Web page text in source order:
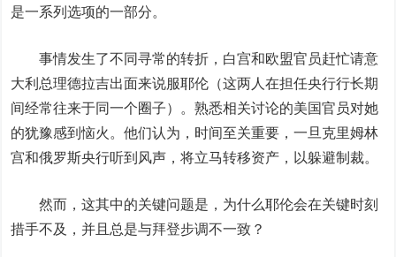
是一系列选项的一部分。
事情发生了不同寻常的转折，白宫和欧盟官员赶忙请意
大利总理德拉吉出面来说服耶伦（这两人在担任央行行长期
间经常往来于同一个圈子）。熟悉相关讨论的美国官员对她
的犹豫感到恼火。他们认为，时间至关重要，一旦克里姆林
宫和俄罗斯央行听到风声，将立马转移资产，以躲避制裁。
然而，这其中的关键问题是，为什么耶伦会在关键时刻
措手不及，并且总是与拜登步调不一致？